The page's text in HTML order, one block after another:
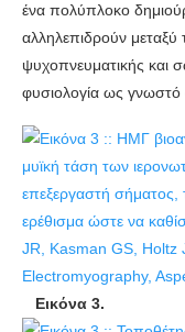
ένα πολύπλοκο
αλληλεπιδρούν μεταξύ
ψυχοπνευματικής και
φυσιολογία ως γνωστό
Εικόνα 3.